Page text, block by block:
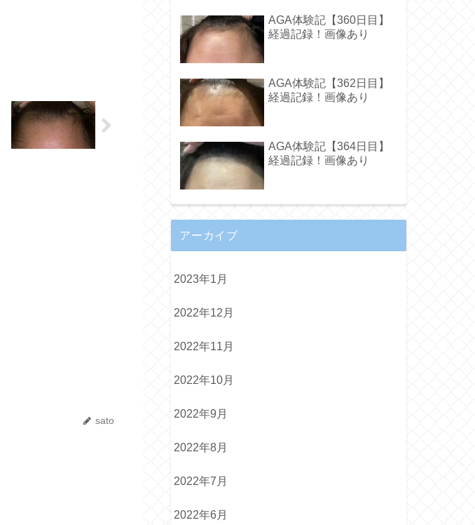
sato
AGA体験記【360日目】
経過記録！画像あり
AGA体験記【362日目】
経過記録！画像あり
AGA体験記【364日目】
経過記録！画像あり
アーカイブ
2023年1月
2022年12月
2022年11月
2022年10月
2022年9月
2022年8月
2022年7月
2022年6月